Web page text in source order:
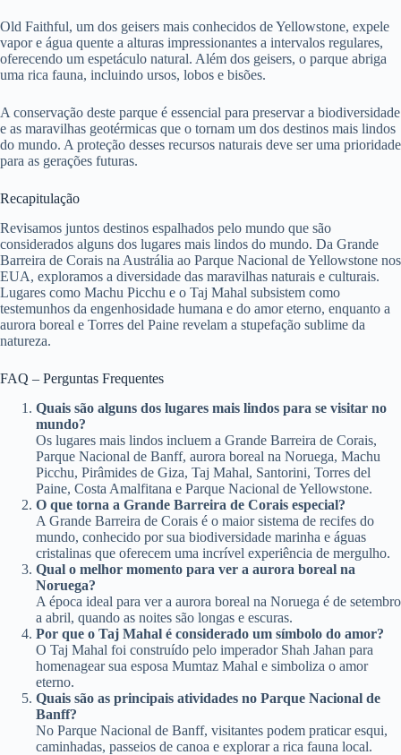
Old Faithful, um dos geisers mais conhecidos de Yellowstone, expele
vapor e água quente a alturas impressionantes a intervalos regulares,
oferecendo um espetáculo natural. Além dos geisers, o parque abriga
uma rica fauna, incluindo ursos, lobos e bisões.
A conservação deste parque é essencial para preservar a biodiversidade
e as maravilhas geotérmicas que o tornam um dos destinos mais lindos
do mundo. A proteção desses recursos naturais deve ser uma prioridade
para as gerações futuras.
Recapitulação
Revisamos juntos destinos espalhados pelo mundo que são
considerados alguns dos lugares mais lindos do mundo. Da Grande
Barreira de Corais na Austrália ao Parque Nacional de Yellowstone nos
EUA, exploramos a diversidade das maravilhas naturais e culturais.
Lugares como Machu Picchu e o Taj Mahal subsistem como
testemunhos da engenhosidade humana e do amor eterno, enquanto a
aurora boreal e Torres del Paine revelam a stupefação sublime da
natureza.
FAQ – Perguntas Frequentes
Quais são alguns dos lugares mais lindos para se visitar no
mundo?
Os lugares mais lindos incluem a Grande Barreira de Corais,
Parque Nacional de Banff, aurora boreal na Noruega, Machu
Picchu, Pirâmides de Giza, Taj Mahal, Santorini, Torres del
Paine, Costa Amalfitana e Parque Nacional de Yellowstone.
O que torna a Grande Barreira de Corais especial?
A Grande Barreira de Corais é o maior sistema de recifes do
mundo, conhecido por sua biodiversidade marinha e águas
cristalinas que oferecem uma incrível experiência de mergulho.
Qual o melhor momento para ver a aurora boreal na
Noruega?
A época ideal para ver a aurora boreal na Noruega é de setembro
a abril, quando as noites são longas e escuras.
Por que o Taj Mahal é considerado um símbolo do amor?
O Taj Mahal foi construído pelo imperador Shah Jahan para
homenagear sua esposa Mumtaz Mahal e simboliza o amor
eterno.
Quais são as principais atividades no Parque Nacional de
Banff?
No Parque Nacional de Banff, visitantes podem praticar esqui,
caminhadas, passeios de canoa e explorar a rica fauna local.